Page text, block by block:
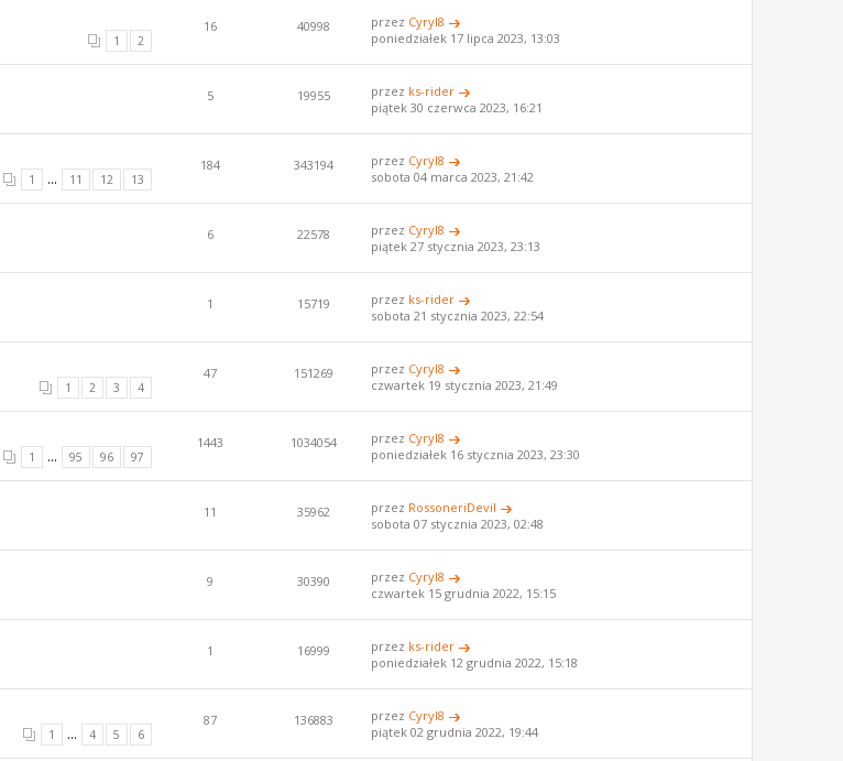
1 2
16 40998 przez Cyryl8
poniedziałek 17 lipca 2023, 13:03
5 19955 przez ks-rider
piątek 30 czerwca 2023, 16:21
1 ... 11 12 13
184 343194 przez Cyryl8
sobota 04 marca 2023, 21:42
6 22578 przez Cyryl8
piątek 27 stycznia 2023, 23:13
1 15719 przez ks-rider
sobota 21 stycznia 2023, 22:54
1 2 3 4
47 151269 przez Cyryl8
czwartek 19 stycznia 2023, 21:49
1 ... 95 96 97
1443 1034054 przez Cyryl8
poniedziałek 16 stycznia 2023, 23:30
11 35962 przez RossoneriDevil
sobota 07 stycznia 2023, 02:48
9 30390 przez Cyryl8
czwartek 15 grudnia 2022, 15:15
1 16999 przez ks-rider
poniedziałek 12 grudnia 2022, 15:18
1 ... 4 5 6
87 136883 przez Cyryl8
piątek 02 grudnia 2022, 19:44